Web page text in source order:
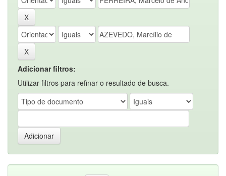
Adicionar filtros:
Utilizar filtros para refinar o resultado de busca.